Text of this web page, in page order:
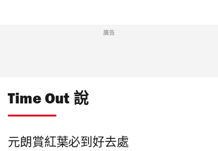
廣告
Time Out 說
元朗賞紅葉必到好去處